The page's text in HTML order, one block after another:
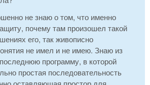
не знаю о том, что именно
почему там произошел такой
его, так живописно
не имел и не имею. Знаю из
программу, в которой
простая последовательность